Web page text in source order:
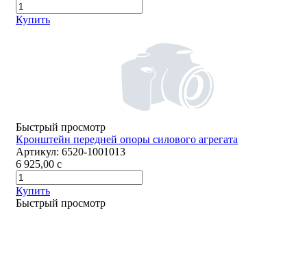
Купить
Быстрый просмотр
Кронштейн передней опоры силового агрегата
Артикул: 6520-1001013
6 925,00 c
Купить
Быстрый просмотр